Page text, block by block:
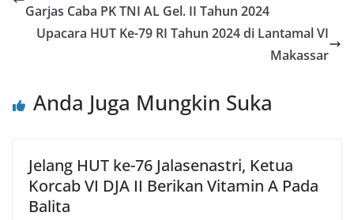
Garjas Caba PK TNI AL Gel. II Tahun 2024
Upacara HUT Ke-79 RI Tahun 2024 di Lantamal VI
Makassar
Anda Juga Mungkin Suka
Jelang HUT ke-76 Jalasenastri, Ketua
Korcab VI DJA II Berikan Vitamin A Pada
Balita